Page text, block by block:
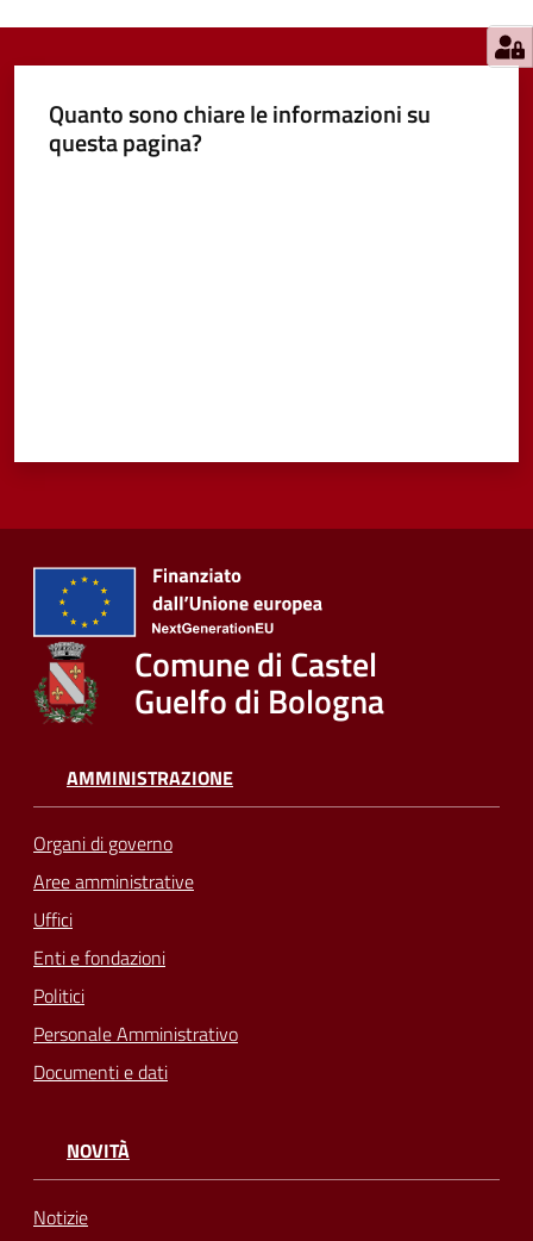
Quanto sono chiare le informazioni su
questa pagina?
Comune di Castel
Guelfo di Bologna
AMMINISTRAZIONE
Organi di governo
Aree amministrative
Uffici
Enti e fondazioni
Politici
Personale Amministrativo
Documenti e dati
NOVITÀ
Notizie